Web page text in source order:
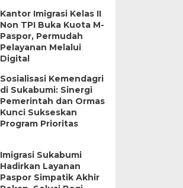
Kantor Imigrasi Kelas II
Non TPI Buka Kuota M-
Paspor, Permudah
Pelayanan Melalui
Digital
Sosialisasi Kemendagri
di Sukabumi: Sinergi
Pemerintah dan Ormas
Kunci Sukseskan
Program Prioritas
Imigrasi Sukabumi
Hadirkan Layanan
Paspor Simpatik Akhir